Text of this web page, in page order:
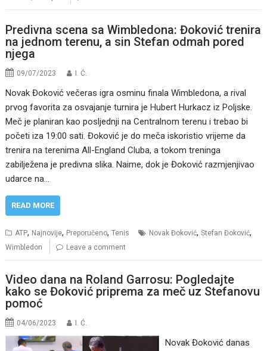
Predivna scena sa Wimbledona: Đoković trenira
na jednom terenu, a sin Stefan odmah pored
njega
09/07/2023 I. Ć.
Novak Đoković večeras igra osminu finala Wimbledona, a rival
prvog favorita za osvajanje turnira je Hubert Hurkacz iz Poljske.
Meč je planiran kao posljednji na Centralnom terenu i trebao bi
početi iza 19:00 sati. Đoković je do meča iskoristio vrijeme da
trenira na terenima All-England Cluba, a tokom treninga
zabilježena je predivna slika. Naime, dok je Đoković razmjenjivao
udarce na…
READ MORE
ATP, Najnovije, Preporučeno,Tenis Novak Đoković,Stefan Đoković,
Wimbledon Leave a comment
Video dana na Roland Garrosu: Pogledajte
kako se Đoković priprema za meč uz Stefanovu
pomoć
04/06/2023 I. Ć.
Novak Đoković danas